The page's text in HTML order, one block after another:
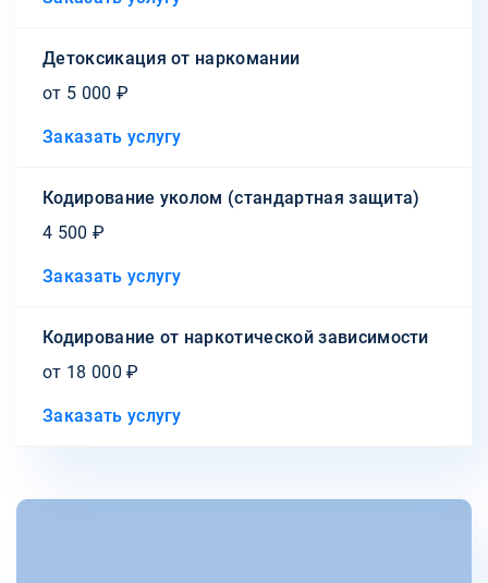
Детоксикация от наркомании
от 5 000 ₽
Заказать услугу
Кодирование уколом (стандартная защита)
4 500 ₽
Заказать услугу
Кодирование от наркотической зависимости
от 18 000 ₽
Заказать услугу